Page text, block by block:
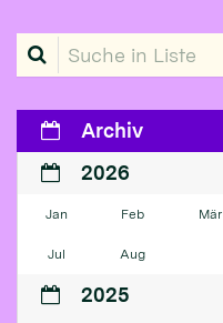
Suche in Liste
Archiv
2026
Jan Feb Mär
Jul Aug
2025